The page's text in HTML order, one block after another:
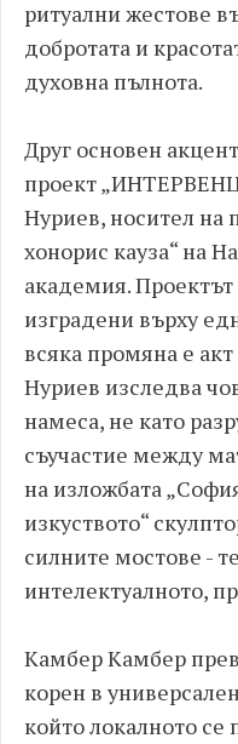
ритуални жестове
добротата и
духовна пълнота.
Друг основен
проект
Нуриев, носител на
хонорис кауза“ на
академия. Проектът
изградени върху
всяка промяна е
Нуриев изследва
намеса, не като
съучастие между
на изложбата
изкуството“
силните мостове -
интелектуалното,
Камбер Камбер
корен в
който локалното